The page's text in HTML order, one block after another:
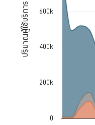
ปริมาณผู้ใช้บริการ
0
200k
400k
600k